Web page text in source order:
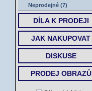
Neprodejné (7)
DÍLA K PRODEJI
JAK NAKUPOVAT
DISKUSE
PRODEJ OBRAZŮ